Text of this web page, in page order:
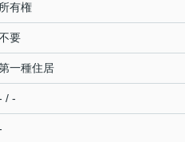
所有権
要
一種住居
/ -